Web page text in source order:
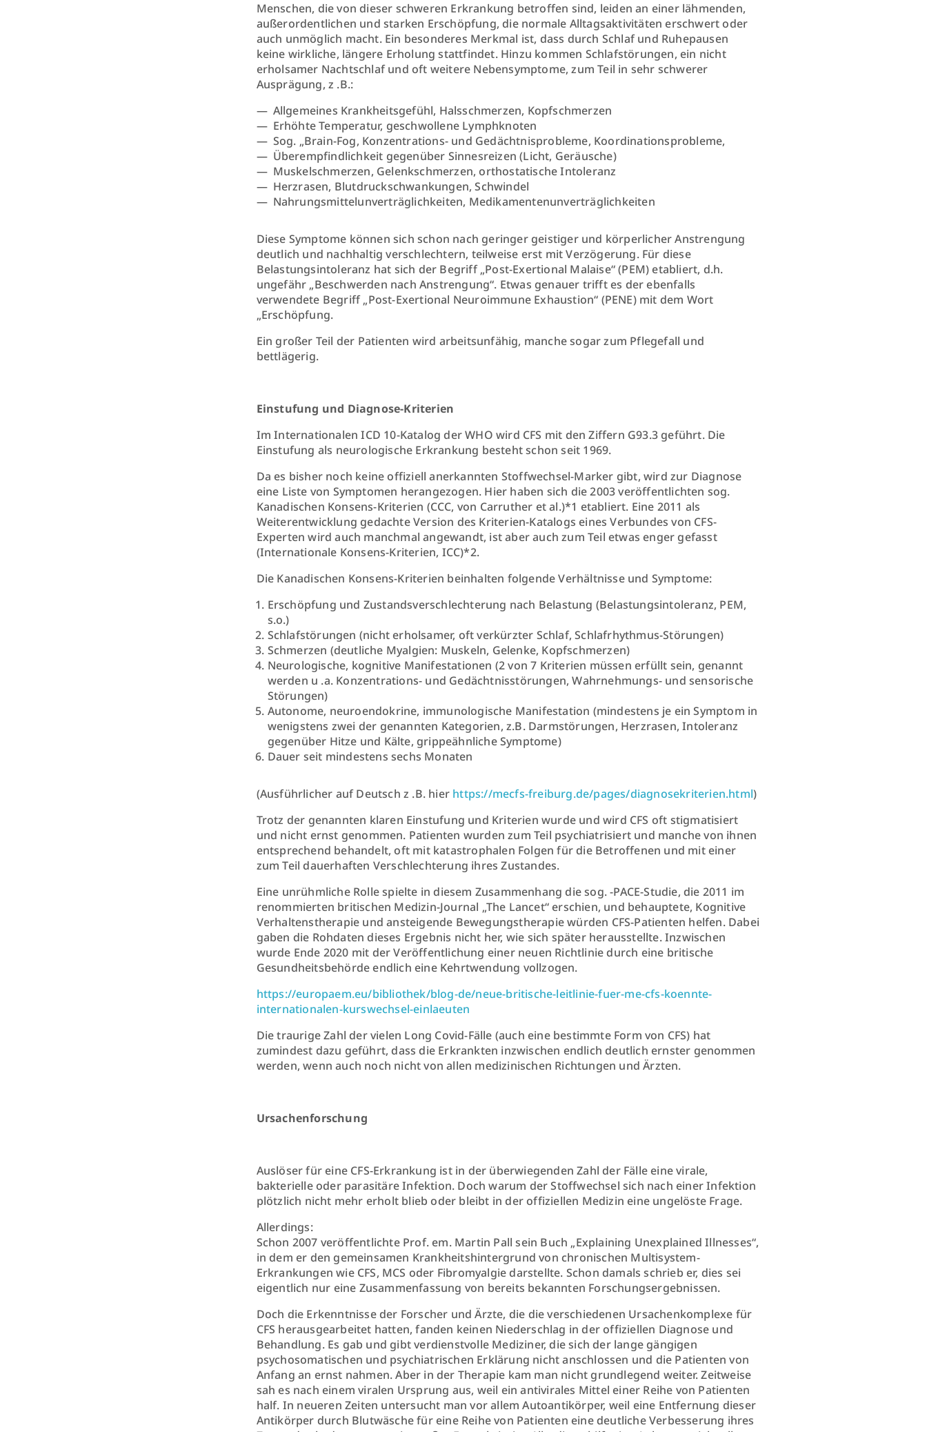
Menschen, die von dieser schweren Erkrankung betroffen sind, leiden an einer lähmenden,
außerordentlichen und starken Erschöpfung, die normale Alltagsaktivitäten erschwert oder
auch unmöglich macht. Ein besonderes Merkmal ist, dass durch Schlaf und Ruhepausen
keine wirkliche, längere Erholung stattfindet. Hinzu kommen Schlafstörungen, ein nicht
erholsamer Nachtschlaf und oft weitere Nebensymptome, zum Teil in sehr schwerer
Ausprägung, z .B.:
Allgemeines Krankheitsgefühl, Halsschmerzen, Kopfschmerzen
Erhöhte Temperatur, geschwollene Lymphknoten
Sog. „Brain-Fog, Konzentrations- und Gedächtnisprobleme, Koordinationsprobleme,
Überempfindlichkeit gegenüber Sinnesreizen (Licht, Geräusche)
Muskelschmerzen, Gelenkschmerzen, orthostatische Intoleranz
Herzrasen, Blutdruckschwankungen, Schwindel
Nahrungsmittelunverträglichkeiten, Medikamentenunverträglichkeiten
Diese Symptome können sich schon nach geringer geistiger und körperlicher Anstrengung
deutlich und nachhaltig verschlechtern, teilweise erst mit Verzögerung. Für diese
Belastungsintoleranz hat sich der Begriff „Post-Exertional Malaise“ (PEM) etabliert, d.h.
ungefähr „Beschwerden nach Anstrengung“. Etwas genauer trifft es der ebenfalls
verwendete Begriff „Post-Exertional Neuroimmune Exhaustion“ (PENE) mit dem Wort
„Erschöpfung.
Ein großer Teil der Patienten wird arbeitsunfähig, manche sogar zum Pflegefall und
bettlägerig.
Einstufung und Diagnose-Kriterien
Im Internationalen ICD 10-Katalog der WHO wird CFS mit den Ziffern G93.3 geführt. Die
Einstufung als neurologische Erkrankung besteht schon seit 1969.
Da es bisher noch keine offiziell anerkannten Stoffwechsel-Marker gibt, wird zur Diagnose
eine Liste von Symptomen herangezogen. Hier haben sich die 2003 veröffentlichten sog.
Kanadischen Konsens-Kriterien (CCC, von Carruther et al.)*1 etabliert. Eine 2011 als
Weiterentwicklung gedachte Version des Kriterien-Katalogs eines Verbundes von CFS-
Experten wird auch manchmal angewandt, ist aber auch zum Teil etwas enger gefasst
(Internationale Konsens-Kriterien, ICC)*2.
Die Kanadischen Konsens-Kriterien beinhalten folgende Verhältnisse und Symptome:
Erschöpfung und Zustandsverschlechterung nach Belastung (Belastungsintoleranz, PEM,
s.o.)
Schlafstörungen (nicht erholsamer, oft verkürzter Schlaf, Schlafrhythmus-Störungen)
Schmerzen (deutliche Myalgien: Muskeln, Gelenke, Kopfschmerzen)
Neurologische, kognitive Manifestationen (2 von 7 Kriterien müssen erfüllt sein, genannt
werden u .a. Konzentrations- und Gedächtnisstörungen, Wahrnehmungs- und sensorische
Störungen)
Autonome, neuroendokrine, immunologische Manifestation (mindestens je ein Symptom in
wenigstens zwei der genannten Kategorien, z.B. Darmstörungen, Herzrasen, Intoleranz
gegenüber Hitze und Kälte, grippeähnliche Symptome)
Dauer seit mindestens sechs Monaten
(Ausführlicher auf Deutsch z .B. hier https://mecfs-freiburg.de/pages/diagnosekriterien.html)
Trotz der genannten klaren Einstufung und Kriterien wurde und wird CFS oft stigmatisiert
und nicht ernst genommen. Patienten wurden zum Teil psychiatrisiert und manche von ihnen
entsprechend behandelt, oft mit katastrophalen Folgen für die Betroffenen und mit einer
zum Teil dauerhaften Verschlechterung ihres Zustandes.
Eine unrühmliche Rolle spielte in diesem Zusammenhang die sog. -PACE-Studie, die 2011 im
renommierten britischen Medizin-Journal „The Lancet“ erschien, und behauptete, Kognitive
Verhaltenstherapie und ansteigende Bewegungstherapie würden CFS-Patienten helfen. Dabei
gaben die Rohdaten dieses Ergebnis nicht her, wie sich später herausstellte. Inzwischen
wurde Ende 2020 mit der Veröffentlichung einer neuen Richtlinie durch eine britische
Gesundheitsbehörde endlich eine Kehrtwendung vollzogen.
https://europaem.eu/bibliothek/blog-de/neue-britische-leitlinie-fuer-me-cfs-koennte-
internationalen-kurswechsel-einlaeuten
Die traurige Zahl der vielen Long Covid-Fälle (auch eine bestimmte Form von CFS) hat
zumindest dazu geführt, dass die Erkrankten inzwischen endlich deutlich ernster genommen
werden, wenn auch noch nicht von allen medizinischen Richtungen und Ärzten.
Ursachenforschung
Auslöser für eine CFS-Erkrankung ist in der überwiegenden Zahl der Fälle eine virale,
bakterielle oder parasitäre Infektion. Doch warum der Stoffwechsel sich nach einer Infektion
plötzlich nicht mehr erholt blieb oder bleibt in der offiziellen Medizin eine ungelöste Frage.
Allerdings:
Schon 2007 veröffentlichte Prof. em. Martin Pall sein Buch „Explaining Unexplained Illnesses“,
in dem er den gemeinsamen Krankheitshintergrund von chronischen Multisystem-
Erkrankungen wie CFS, MCS oder Fibromyalgie darstellte. Schon damals schrieb er, dies sei
eigentlich nur eine Zusammenfassung von bereits bekannten Forschungsergebnissen.
Doch die Erkenntnisse der Forscher und Ärzte, die die verschiedenen Ursachenkomplexe für
CFS herausgearbeitet hatten, fanden keinen Niederschlag in der offiziellen Diagnose und
Behandlung. Es gab und gibt verdienstvolle Mediziner, die sich der lange gängigen
psychosomatischen und psychiatrischen Erklärung nicht anschlossen und die Patienten von
Anfang an ernst nahmen. Aber in der Therapie kam man nicht grundlegend weiter. Zeitweise
sah es nach einem viralen Ursprung aus, weil ein antivirales Mittel einer Reihe von Patienten
half. In neueren Zeiten untersucht man vor allem Autoantikörper, weil eine Entfernung dieser
Antikörper durch Blutwäsche für eine Reihe von Patienten eine deutliche Verbesserung ihres